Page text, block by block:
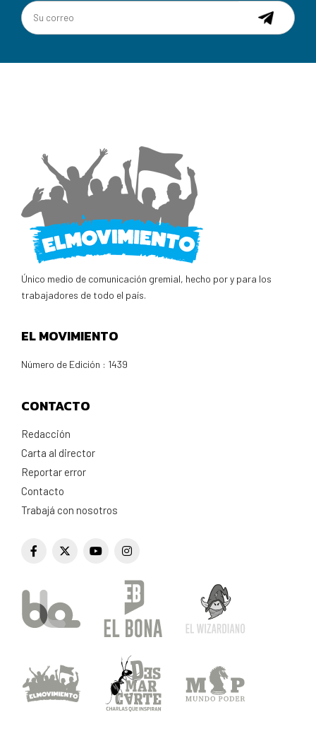
Único medio de comunicación gremial, hecho por y para los
trabajadores de todo el país.
EL MOVIMIENTO
Número de Edición : 1439
CONTACTO
Redacción
Carta al director
Reportar error
Contacto
Trabajá con nosotros